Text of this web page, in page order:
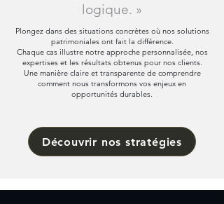
logique. »
Plongez dans des situations concrètes où nos solutions
patrimoniales ont fait la différence.
Chaque cas illustre notre approche personnalisée, nos
expertises et les résultats obtenus pour nos clients.
Une manière claire et transparente de comprendre
comment nous transformons vos enjeux en
opportunités durables.
Découvrir nos stratégies